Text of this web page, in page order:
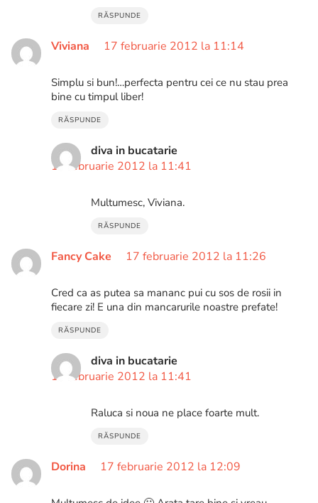
RĂSPUNDE
Viviana 17 februarie 2012 la 11:14
Simplu si bun!…perfecta pentru cei ce nu stau prea
bine cu timpul liber!
RĂSPUNDE
diva in bucatarie
17 februarie 2012 la 11:41
Multumesc, Viviana.
RĂSPUNDE
Fancy Cake 17 februarie 2012 la 11:26
Cred ca as putea sa mananc pui cu sos de rosii in
fiecare zi! E una din mancarurile noastre prefate!
RĂSPUNDE
diva in bucatarie
17 februarie 2012 la 11:41
Raluca si noua ne place foarte mult.
RĂSPUNDE
Dorina 17 februarie 2012 la 12:09